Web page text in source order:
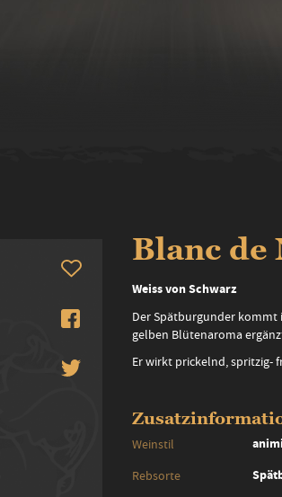
Blanc de
Weiss von Schwarz
Der Spätburgunder kommt
gelben Blütenaroma
Er wirkt prickelnd, spritzig-
Zusatzinformation
Weinstil
Rebsorte